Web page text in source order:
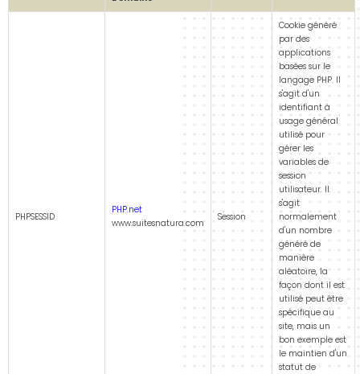
PHPSESSID
PHP.net
www.suitesnatura.com
Session
Cookie généré
par des
applications
basées sur le
langage PHP. Il
s'agit d'un
identifiant à
usage général
utilisé pour
gérer les
variables de
session
utilisateur. Il
s'agit
normalement
d'un nombre
généré de
manière
aléatoire, la
façon dont il est
utilisé peut être
spécifique au
site, mais un
bon exemple est
le maintien d'un
statut de